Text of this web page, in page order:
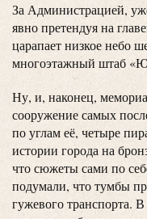
За Администрацией,
явно претендуя на
царапает низкое небо
многоэтажный штаб
Ну, и, наконец,
сооружение самых
по углам её, четыре
истории города на
что сюжеты сами по
подумали, что тумбы
гужевого транспорта.